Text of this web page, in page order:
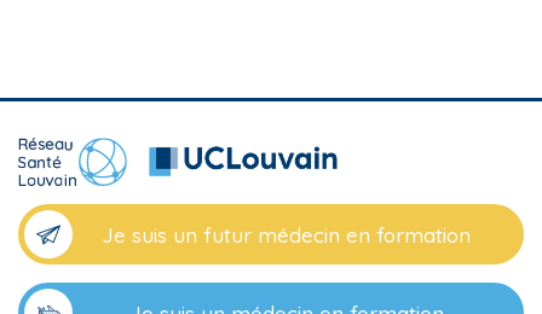
Je suis un futur médecin en formation